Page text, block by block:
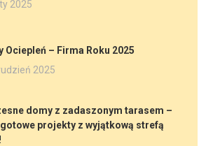
2025
Ociepleń – Firma Roku 2025
2025
domy z zadaszonym tarasem –
projekty z wyjątkową strefą